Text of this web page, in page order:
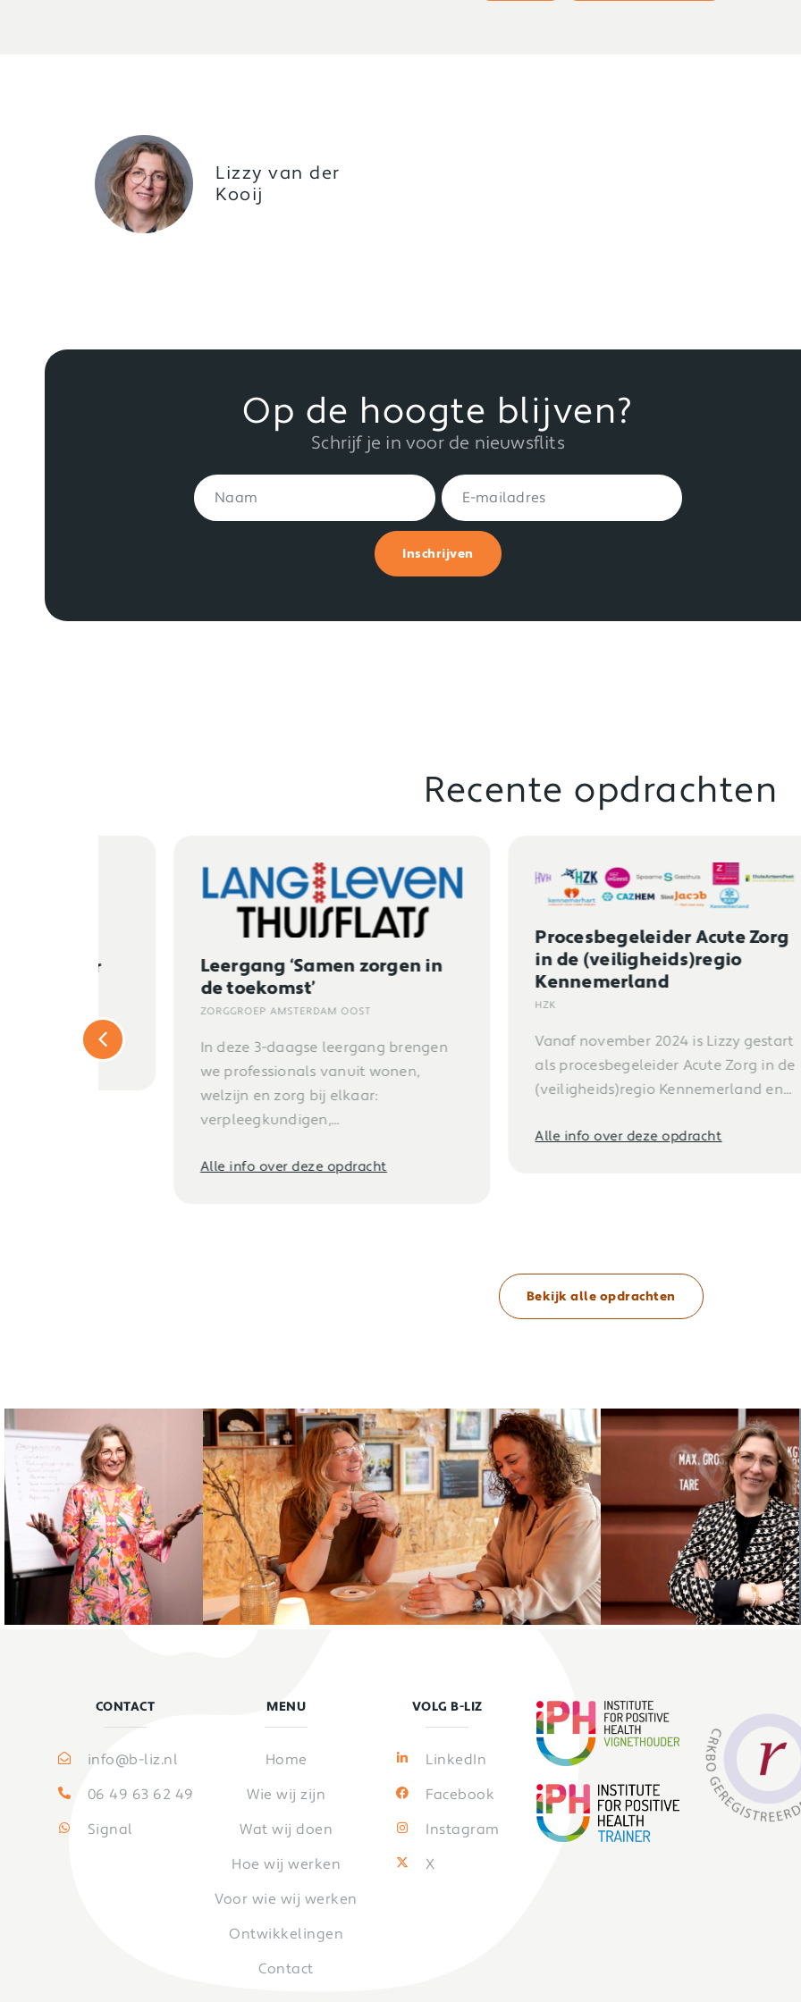
Lizzy van der
Kooij
Op de hoogte blijven?
Schrijf je in voor de nieuwsflits
Inschrijven
Recente opdrachten
Leergang ‘Samen zorgen in
de toekomst’
ZORGGROEP AMSTERDAM OOST
In deze 3-daagse leergang brengen
we professionals vanuit wonen,
welzijn en zorg bij elkaar:
verpleegkundigen,...
Alle info over deze opdracht
Procesbegeleider Acute Zorg
in de (veiligheids)regio
Kennemerland
Vanaf november 2024 is Lizzy gestart
als procesbegeleider Acute Zorg in de
(veiligheids)regio Kennemerland en...
Alle info over deze opdracht
Bekijk alle opdrachten
CONTACT
info@b-liz.nl
06 49 63 62 49
Signal
MENU
Home
Wie wij zijn
Wat wij doen
Hoe wij werken
Voor wie wij werken
Ontwikkelingen
Contact
VOLG B-LIZ
LinkedIn
Facebook
Instagram
X